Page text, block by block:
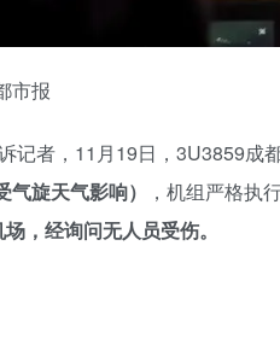
市报
记者，11月19日，3U3859成
旋天气影响） ，机组严格执
，经询问无人员受伤。